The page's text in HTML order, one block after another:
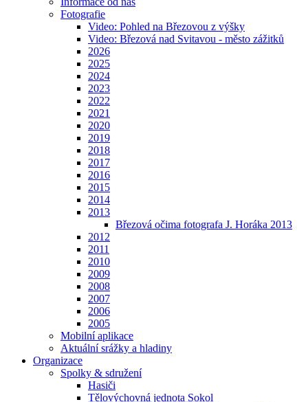
Fotografie
Video: Pohled na Březovou z výšky
Video: Březová nad Svitavou - město zážitků
2026
2025
2024
2023
2022
2021
2020
2019
2018
2017
2016
2015
2014
2013
Březová očima fotografa J. Horáka 2013
2012
2011
2010
2009
2008
2007
2006
2005
Mobilní aplikace
Aktuální srážky a hladiny
Organizace
Spolky & sdružení
Hasiči
Tělovýchovná jednota Sokol